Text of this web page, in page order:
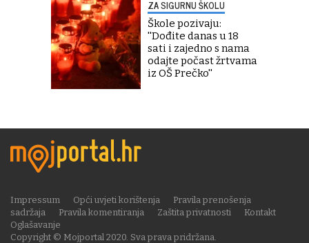
ZA SIGURNU ŠKOLU
Škole pozivaju:
''Dođite danas u 18
sati i zajedno s nama
odajte počast žrtvama
iz OŠ Prečko''
Copyright © Mojportal 2020. Sva prava pridržana.
Impressum Opći uvjeti korištenja
Pravila prenošenja
sadržaja
Pravila komentiranja Zaštita privatnosti
Kontakt
Oglašavanje